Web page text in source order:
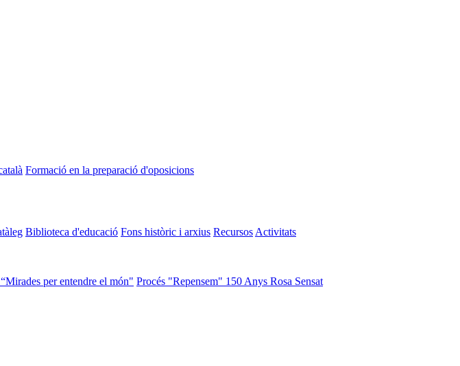
Formació en la preparació d'oposicions
Biblioteca d'educació Fons històric i arxius Recursos Activitats
per entendre el món" Procés "Repensem" 150 Anys Rosa Sensat